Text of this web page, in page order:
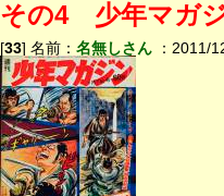
その4 少年マガ
[33] 名前： 名無しさん ：2011/